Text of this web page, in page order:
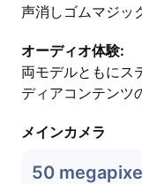
声消しゴムマジッ
オーディオ体験:
両モデルともにス
ディアコンテンツ
メインカメラ
50